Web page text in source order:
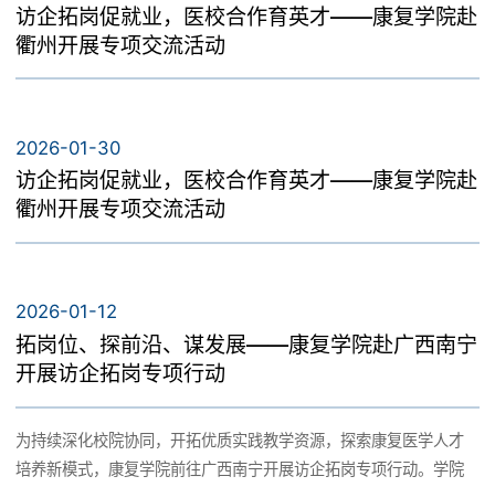
访企拓岗促就业，医校合作育英才——康复学院赴
衢州开展专项交流活动
2026-01-30
访企拓岗促就业，医校合作育英才——康复学院赴
衢州开展专项交流活动
2026-01-12
拓岗位、探前沿、谋发展——康复学院赴广西南宁
开展访企拓岗专项行动
为持续深化校院协同，开拓优质实践教学资源，探索康复医学人才
培养新模式，康复学院前往广西南宁开展访企拓岗专项行动。学院